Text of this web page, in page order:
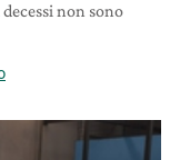
non sono